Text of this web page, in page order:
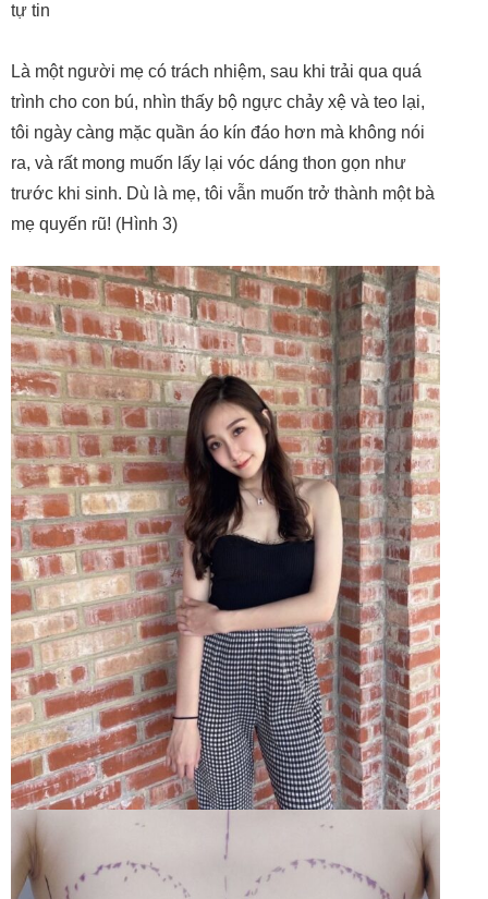
tự tin
Là một người mẹ có trách nhiệm, sau khi trải qua quá
trình cho con bú, nhìn thấy bộ ngực chảy xệ và teo lại,
tôi ngày càng mặc quần áo kín đáo hơn mà không nói
ra, và rất mong muốn lấy lại vóc dáng thon gọn như
trước khi sinh. Dù là mẹ, tôi vẫn muốn trở thành một bà
mẹ quyến rũ! (Hình 3)